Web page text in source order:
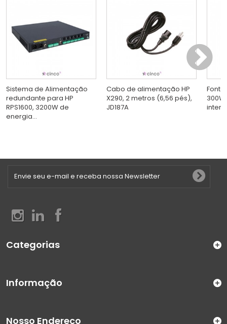
Sistema de Alimentação
redundante para HP
RPS1600, 3200W de
energia...
Cabo de alimentação HP
X290, 2 metros (6,56 pés),
JD187A
Categorias
Informação
Nosso Endereço